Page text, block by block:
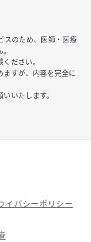
スのため、医師・医療
ください。
ますが、内容を完全に
いたします。
イバシーポリシー